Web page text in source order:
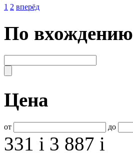
1 2 вперёд
По вхождению
Цена
от до
331 i 3 887 i